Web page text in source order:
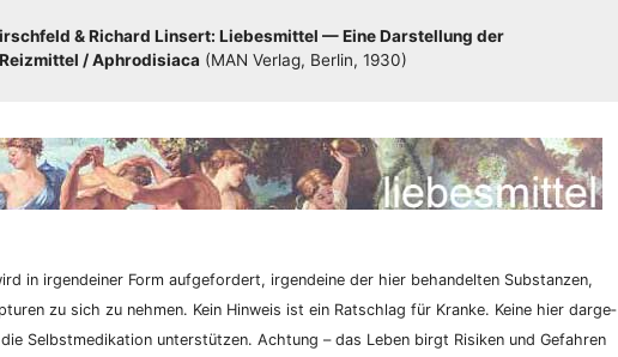
& Richard Lin­sert: Lie­bes­mit­tel — Eine Dar­stel­lung der
/​​ Aphro­di­sia­ca (MAN Ver­lag, Ber­lin, 1930)
in irgend­ei­ner Form auf­ge­for­dert, irgend­ei­ne der hier behan­del­ten Sub­stan­zen,
zu sich zu neh­men. Kein Hin­weis ist ein Rat­schlag für Kran­ke. Kei­ne hier dar­ge­
Selbst­me­di­ka­ti­on unter­stüt­zen. Ach­tung – das Leben birgt Risi­ken und Gefah­ren